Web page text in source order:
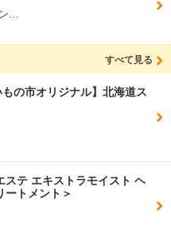
…
すべて見る
もの市オリジナル】北海道ス
ステ エキストラモイスト ヘ
ートメント＞